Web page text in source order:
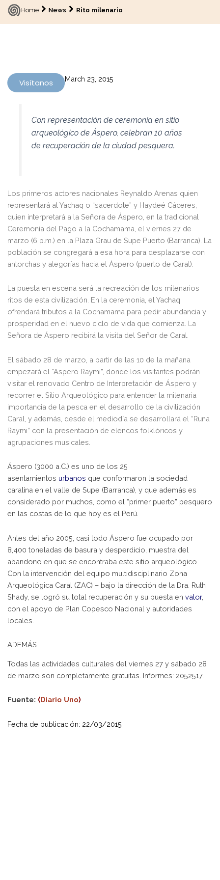
Home News Rito milenario
Visítanos March 23, 2015
Con representación de ceremonia en sitio
arqueológico de Áspero, celebran 10 años
de recuperación de la ciudad pesquera.
Los primeros actores nacionales Reynaldo Arenas quien
representará al Yachaq o “sacerdote” y Haydeé Cáceres,
quien interpretará a la Señora de Áspero, en la tradicional
Ceremonia del Pago a la Cochamama, el viernes 27 de
marzo (6 p.m.) en la Plaza Grau de Supe Puerto (Barranca). La
población se congregará a esa hora para desplazarse con
antorchas y alegorías hacia el Áspero (puerto de Caral).
La puesta en escena será la recreación de los milenarios
ritos de esta civilización. En la ceremonia, el Yachaq
ofrendará tributos a la Cochamama para pedir abundancia y
prosperidad en el nuevo ciclo de vida que comienza. La
Señora de Áspero recibirá la visita del Señor de Caral.
El sábado 28 de marzo, a partir de las 10 de la mañana
empezará el “Aspero Raymi”, donde los visitantes podrán
visitar el renovado Centro de Interpretación de Áspero y
recorrer el Sitio Arqueológico para entender la milenaria
importancia de la pesca en el desarrollo de la civilización
Caral, y además, desde el mediodía se desarrollará el “Runa
Raymi” con la presentación de elencos folklóricos y
agrupaciones musicales.
Áspero (3000 a.C.) es uno de los 25
asentamientos urbanos que conformaron la sociedad
caralina en el valle de Supe (Barranca), y que además es
considerado por muchos, como el “primer puerto” pesquero
en las costas de lo que hoy es el Perú.
Antes del año 2005, casi todo Áspero fue ocupado por
8,400 toneladas de basura y desperdicio, muestra del
abandono en que se encontraba este sitio arqueológico.
Con la intervención del equipo multidisciplinario Zona
Arqueológica Caral (ZAC) – bajo la dirección de la Dra. Ruth
Shady, se logró su total recuperación y su puesta en valor,
con el apoyo de Plan Copesco Nacional y autoridades
locales.
ADEMÁS
Todas las actividades culturales del viernes 27 y sábado 28
de marzo son completamente gratuitas. Informes: 2052517.
Fuente: (Diario Uno)
Fecha de publicación: 22/03/2015